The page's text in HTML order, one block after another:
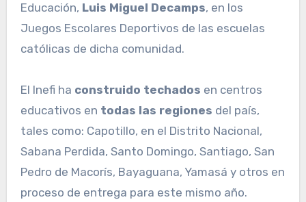
Educación, Luis Miguel Decamps, en los
Juegos Escolares Deportivos de las escuelas
católicas de dicha comunidad.
El Inefi ha construido techados en centros
educativos en todas las regiones del país,
tales como: Capotillo, en el Distrito Nacional,
Sabana Perdida, Santo Domingo, Santiago, San
Pedro de Macorís, Bayaguana, Yamasá y otros en
proceso de entrega para este mismo año.